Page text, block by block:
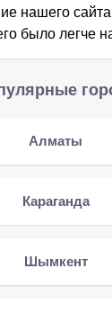
нашего
было легче
Алматы
Караганда
Шымкент